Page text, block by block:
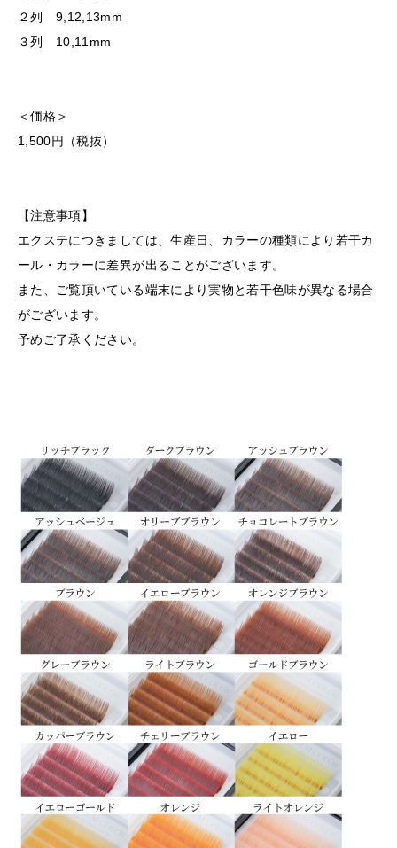
２列 9,12,13mm
３列 10,11mm
＜価格＞
1,500円（税抜）
【注意事項】
エクステにつきましては、生産日、カラーの種類により若干カ
ール・カラーに差異が出ることがございます。
また、ご覧頂いている端末により実物と若干色味が異なる場合
がございます。
予めご了承ください。